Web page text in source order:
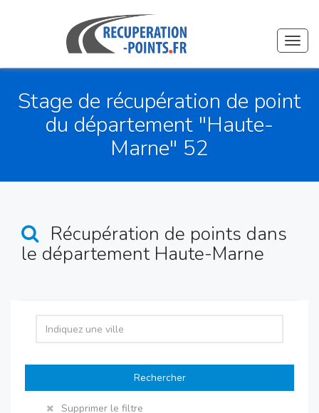
Stage de récupération de point
du département "Haute-
Marne" 52
Récupération de points dans
le département Haute-Marne
Rechercher
Supprimer le filtre